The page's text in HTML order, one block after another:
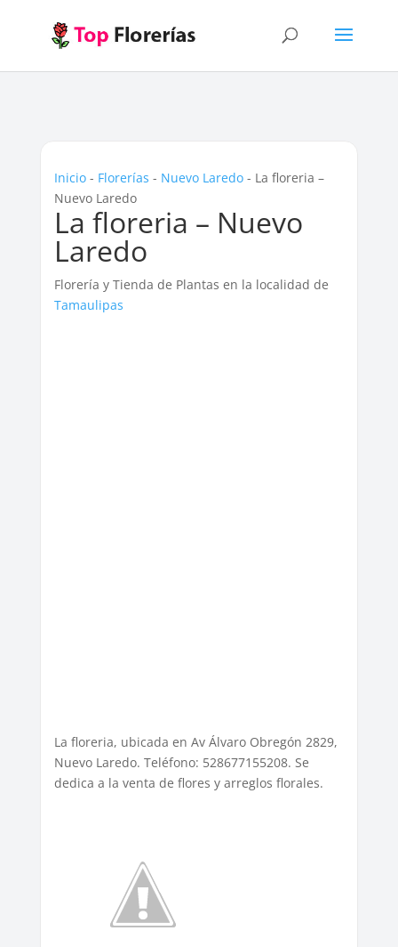
Inicio- Florerías - Nuevo Laredo- La floreria –
Nuevo Laredo
La floreria – Nuevo
Laredo
Florería y Tienda de Plantas en la localidad de
Tamaulipas
La floreria, ubicada en Av Álvaro Obregón 2829,
Nuevo Laredo. Teléfono: 528677155208. Se
dedica a la venta de flores y arreglos florales.